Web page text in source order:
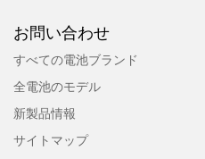
お問い合わせ
すべての電池ブランド
全電池のモデル
新製品情報
サイトマップ